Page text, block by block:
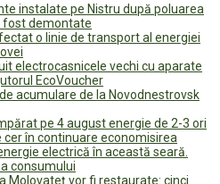
instalate pe Nistru după poluarea
fost demontate
o linie de transport al energiei
electrocasnicele vechi cu aparate
EcoVoucher
acumulare de la Novodnestrovsk
pe 4 august energie de 2-3 ori
în continuare economisirea
electrică în această seară.
consumului
Molovateț vor fi restaurate: cinci